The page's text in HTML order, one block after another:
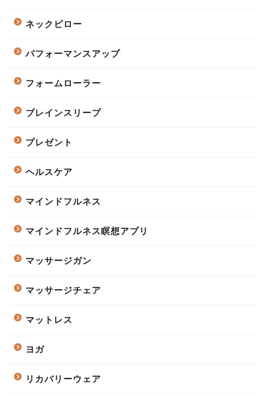
ネックピロー
パフォーマンスアップ
フォームローラー
ブレインスリープ
プレゼント
ヘルスケア
マインドフルネス
マインドフルネス瞑想アプリ
マッサージガン
マッサージチェア
マットレス
ヨガ
リカバリーウェア